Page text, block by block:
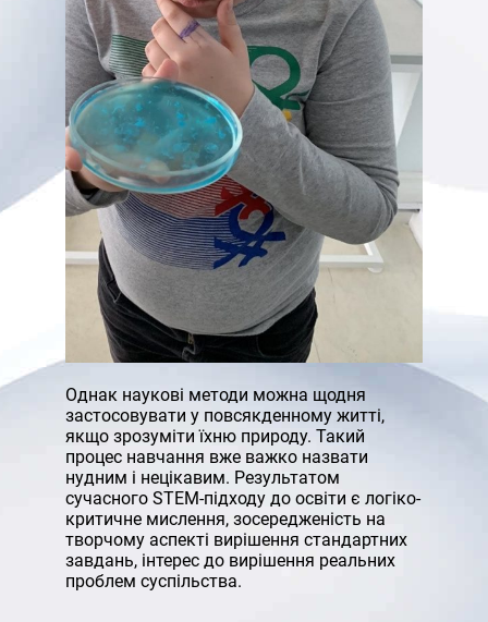
Однак наукові методи можна щодня
застосовувати у повсякденному житті,
якщо зрозуміти їхню природу. Такий
процес навчання вже важко назвати
нудним і нецікавим. Результатом
сучасного STEM-підходу до освіти є логіко-
критичне мислення, зосередженість на
творчому аспекті вирішення стандартних
завдань, інтерес до вирішення реальних
проблем суспільства.